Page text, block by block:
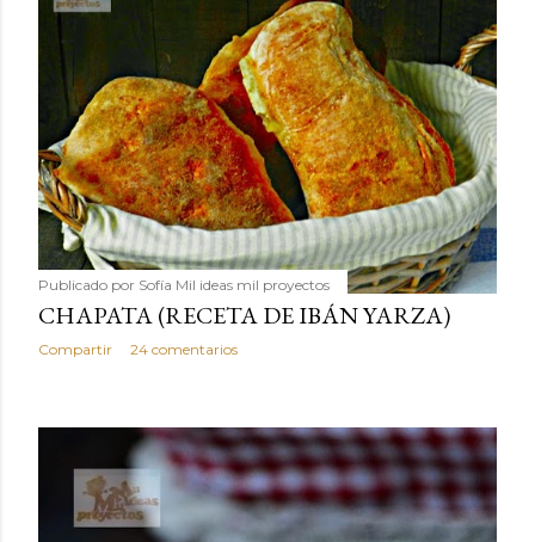
Publicado por Sofía Mil ideas mil proyectos
CHAPATA (RECETA DE IBÁN YARZA)
Compartir 24 comentarios